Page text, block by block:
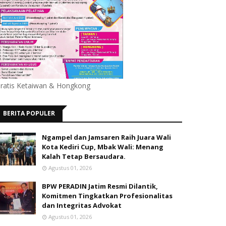
Ketaiwan & Hongkong
BERITA POPULER
Ngampel dan Jamsaren Raih Juara Wali
Kota Kediri Cup, Mbak Wali: Menang
Kalah Tetap Bersaudara.
Agustus 01, 2026
BPW PERADIN Jatim Resmi Dilantik,
Komitmen Tingkatkan Profesionalitas
dan Integritas Advokat
Agustus 01, 2026